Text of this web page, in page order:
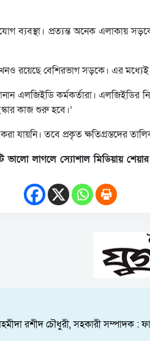
ব্যবস্থা। প্রত্যন্ত অনেক এলাকায়
রয়েছে বেশিরভাগ সড়কে। এর মধ্যেই
এলজিইডি কর্মকর্তারা। এলজিইডির
কাজ শুরু হবে।’
যায়নি। তবে প্রকৃত ক্ষতিগ্রস্তদের
ভালো লাগলে স্যোশাল মিডিয়ায়
রশীদ চৌধুরী, সহকারী সম্পাদক :